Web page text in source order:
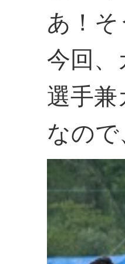
あ！
今回
選手
なの